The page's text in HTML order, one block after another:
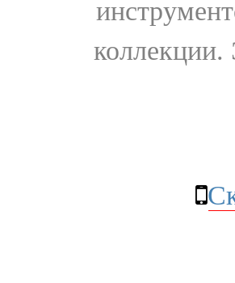
коллекции.